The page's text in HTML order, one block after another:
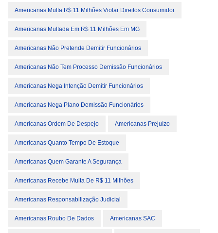
Americanas Multa R$ 11 Milhões Violar Direitos Consumidor
Americanas Multada Em R$ 11 Milhões Em MG
Americanas Não Pretende Demitir Funcionários
Americanas Não Tem Processo Demissão Funcionários
Americanas Nega Intenção Demitir Funcionários
Americanas Nega Plano Demissão Funcionários
Americanas Ordem De Despejo Americanas Prejuízo
Americanas Quanto Tempo De Estoque
Americanas Quem Garante A Segurança
Americanas Recebe Multa De R$ 11 Milhões
Americanas Responsabilização Judicial
Americanas Roubo De Dados Americanas SAC